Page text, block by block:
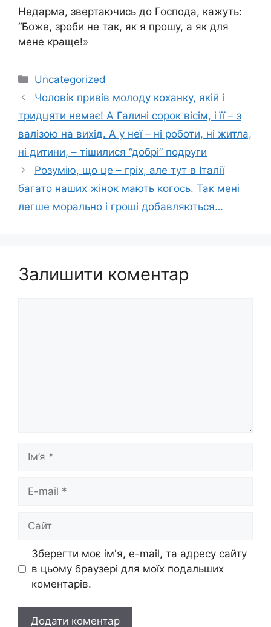
Недарма, звертаючись до Господа, кажуть:
“Боже, зроби не так, як я прошу, а як для
мене краще!»
Категорії
Uncategorized
Чоловік привів молоду коханку, якій і
тридцяти немає! А Галині сорок вісім, і її – з
валізою на вихід. А у неї – ні роботи, ні житла,
ні дитини, – тішилися “добрі” подруги
Розумію, що це – гріх, але тут в Італії
багато наших жінок мають когось. Так мені
легше морально і гроші добавляються…
Залишити коментар
mail
Зберегти моє ім'я, e-mail, та адресу сайту
в цьому браузері для моїх подальших
коментарів.